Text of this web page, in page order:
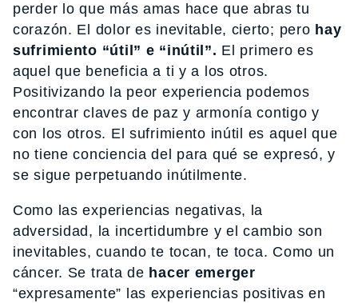
perder lo que más amas hace que abras tu
corazón. El dolor es inevitable, cierto; pero hay
sufrimiento “útil” e “inútil”. El primero es
aquel que beneficia a ti y a los otros.
Positivizando la peor experiencia podemos
encontrar claves de paz y armonía contigo y
con los otros. El sufrimiento inútil es aquel que
no tiene conciencia del para qué se expresó, y
se sigue perpetuando inútilmente.
Como las experiencias negativas, la
adversidad, la incertidumbre y el cambio son
inevitables, cuando te tocan, te toca. Como un
cáncer. Se trata de hacer emerger
“expresamente” las experiencias positivas en